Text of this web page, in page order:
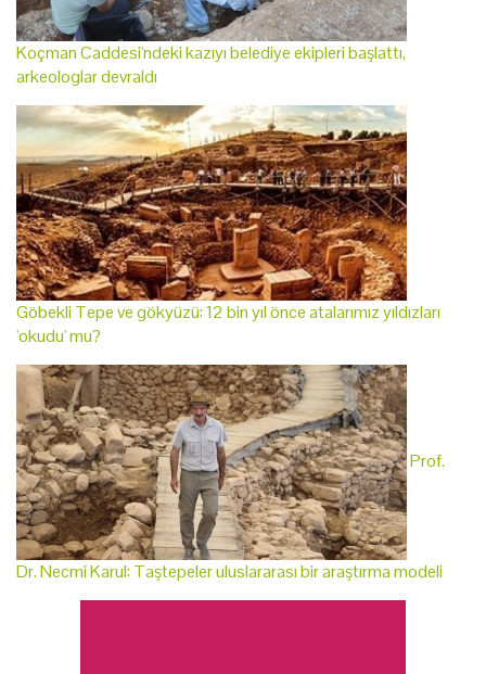
Koçman Caddesi'ndeki kazıyı belediye ekipleri başlattı,
arkeologlar devraldı
Göbekli Tepe ve gökyüzü: 12 bin yıl önce atalarımız yıldızları
'okudu' mu?
Prof.
Dr. Necmi Karul: Taştepeler uluslararası bir araştırma modeli